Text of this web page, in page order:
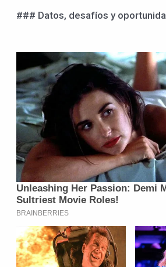
### Datos, desafíos y